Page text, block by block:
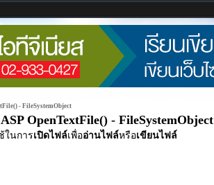
- FileSystemObject
ASP OpenTextFile() - FileSystemObject
ในการเปิดไฟล์เพื่ออ่านไฟล์หรือเขียนไฟล์